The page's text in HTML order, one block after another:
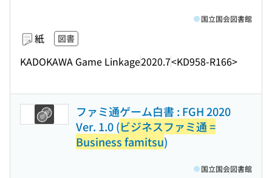
紙 図書
KADOKAWA Game Linkage2020.7<KD958-R166>
国立国会図書館
ファミ通ゲーム白書 : FGH 2020
Ver. 1.0 (ビジネスファミ通 =
Business famitsu)
国立国会図書館